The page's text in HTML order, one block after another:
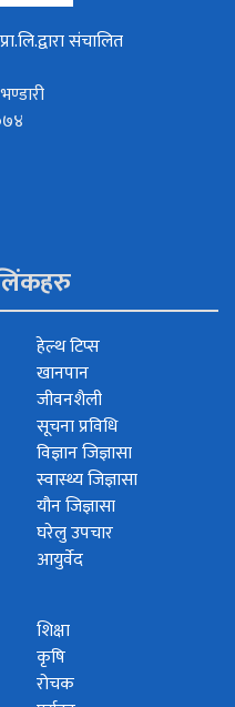
संचालित
हेल्थ टिप्स
खानपान
जीवनशैली
सूचना प्रविधि
विज्ञान जिज्ञासा
स्वास्थ्य जिज्ञासा
यौन जिज्ञासा
घरेलु उपचार
आयुर्वेद
शिक्षा
कृषि
रोचक